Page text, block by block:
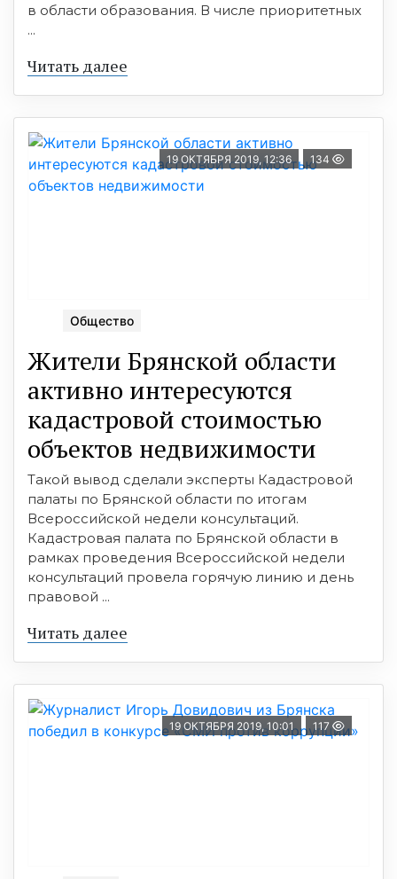
в области образования. В числе приоритетных
...
Читать далее
19 ОКТЯБРЯ 2019, 12:36 134
Общество
Жители Брянской области
активно интересуются
кадастровой стоимостью
объектов недвижимости
Такой вывод сделали эксперты Кадастровой
палаты по Брянской области по итогам
Всероссийской недели консультаций.
Кадастровая палата по Брянской области в
рамках проведения Всероссийской недели
консультаций провела горячую линию и день
правовой ...
Читать далее
19 ОКТЯБРЯ 2019, 10:01 117